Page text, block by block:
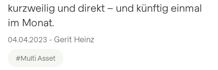
kurzweilig und direkt – und künftig einmal
im Monat.
04.04.2023 - Gerit Heinz
#Multi Asset